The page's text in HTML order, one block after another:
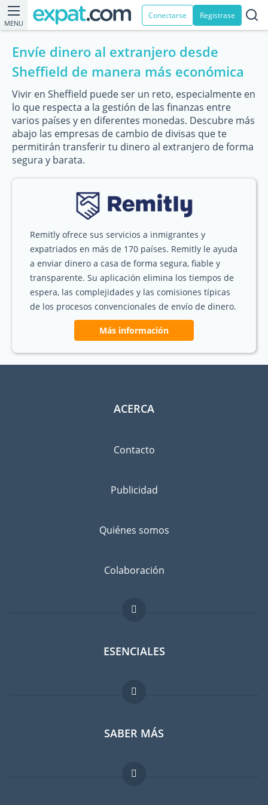
MENU
Conectarse Registrase
Envíe dinero al extranjero desde
Sheffield de manera más económica
Vivir en Sheffield puede ser un reto, especialmente en
lo que respecta a la gestión de las finanzas entre
varios países y en diferentes monedas. Descubre más
abajo las empresas de cambio de divisas que te
permitirán transferir tu dinero al extranjero de forma
segura y barata.
Remitly ofrece sus servicios a inmigrantes y
expatriados en más de 170 países. Remitly le ayuda
a enviar dinero a casa de forma segura, fiable y
transparente. Su aplicación elimina los tiempos de
espera, las complejidades y las comisiones típicas
de los procesos convencionales de envío de dinero.
Más información
ACERCA
Contacto
Publicidad
Quiénes somos
Colaboración
ESENCIALES
Foro para expatriados
Guia para expatriados
Trabajos en el extranjero
SABER MÁS
FAQ